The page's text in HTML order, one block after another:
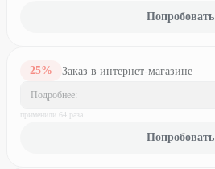
Попробовать
25% Заказ в интернет-магазине
Подробнее:
применили 64 раз а
Попробовать